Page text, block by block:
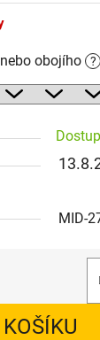
obojího ?
MID-